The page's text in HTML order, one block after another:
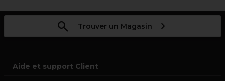
Trouver un Magasin
Aide et support Client